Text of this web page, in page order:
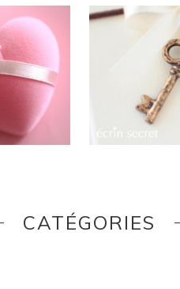
CATÉGORIES